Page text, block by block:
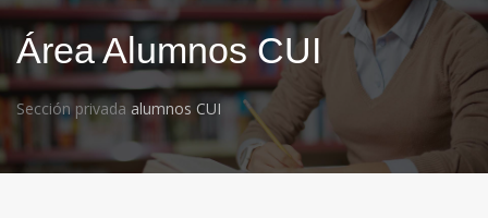
Área Alumnos CUI
Sección privada alumnos CUI